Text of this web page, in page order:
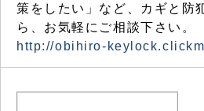
策をしたい」など、カギと防
ら、お気軽にご相談下さい。
http://obihiro-